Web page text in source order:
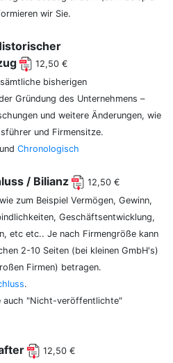
wir Sie.
12,50 €
bisherigen
Gründung des Unternehmens –
und weitere Änderungen, wie
und Firmensitze.
und Chronologisch
/ Bilianz
12,50 €
zum Beispiel Vermögen, Gewinn,
Geschäftsentwicklung,
etc etc.. Je nach Firmengröße kann
2-10 Seiten (bei kleinen GmbH's)
Firmen) betragen.
.
auch "Nicht-veröffentlichte"
12,50 €